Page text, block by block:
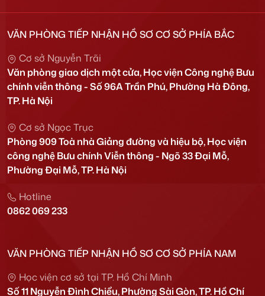
VĂN PHÒNG TIẾP NHẬN HỒ SƠ CƠ SỞ PHÍA BẮC
Cơ sở Nguyễn Trãi
Văn phòng giao dịch một cửa, Học viện Công nghệ Bưu
chính viễn thông - Số 96A Trần Phú, Phường Hà Đông,
TP. Hà Nội
Cơ sở Ngọc Trục
Phòng 909 Toà nhà Giảng đường và hiệu bộ, Học viện
công nghệ Bưu chính Viễn thông - Ngõ 33 Đại Mỗ,
Phường Đại Mỗ, TP. Hà Nội
Hotline
0862 069 233
VĂN PHÒNG TIẾP NHẬN HỒ SƠ CƠ SỞ PHÍA NAM
Học viện cơ sở tại TP. Hồ Chí Minh
Số 11 Nguyễn Đình Chiểu, Phường Sài Gòn, TP. Hồ Chí